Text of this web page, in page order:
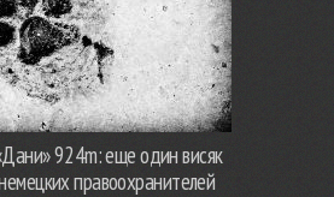
924m: еще один висяк
правоохранителей